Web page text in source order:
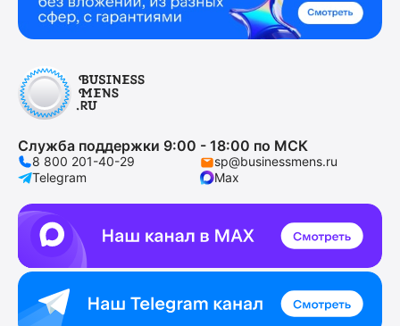
Служба поддержки 9:00 - 18:00 по МСК
8 800 201-40-29
sp@businessmens.ru
Telegram
Max